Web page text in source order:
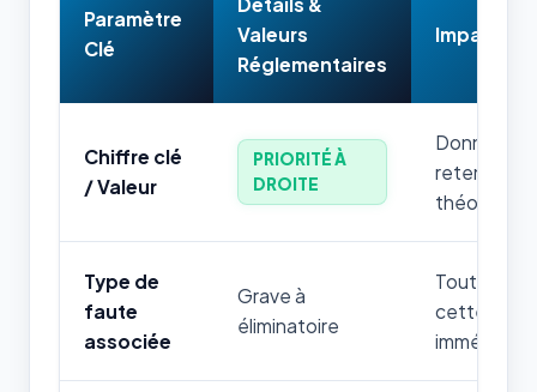
Paramètre
Clé
Valeurs
Réglementaires
Impact &
Chiffre clé
/ Valeur
PRIORITÉ À
DROITE
Donnée
retenir par
théorique.
Type de
faute
associée
Grave à
éliminatoire
Toute
cette